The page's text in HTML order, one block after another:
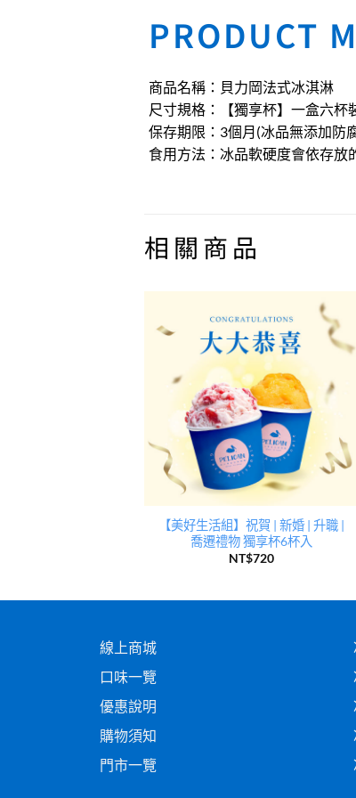
PRODUCT
商品名稱：貝力岡法式冰淇淋
尺寸規格：【獨享杯】一盒六
保存期限：3個月(冰品無添加防
食用方法：冰品軟硬度會依存
相關商品
【美好生活組】祝賀 | 新婚 | 升職 |
喬遷禮物 獨享杯6杯入
NT$720
線上商城
口味一覽
優惠說明
購物須知
門市一覽